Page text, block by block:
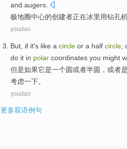
and augers
极地圈中心的创建者正在冰里 用钻孔
youdao
But if it's like a circle or a half circle
do it in polar coordinates you might
但是如果它是一个圆或者半圆 ，或者
考虑一下。
youdao
更多双语例句